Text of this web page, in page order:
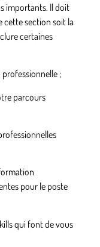
importants. Il doit
cette section soit la
certaines
;
parcours
pour le poste
qui font de vous